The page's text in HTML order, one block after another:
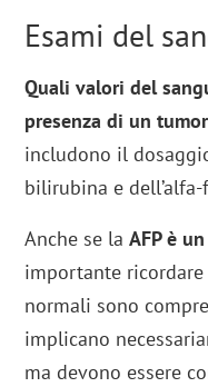
Esami del
Quali valori del
presenza di un
includono il
bilirubina e
Anche se laAFP è
importante
normali sono
implicano
ma devono essere